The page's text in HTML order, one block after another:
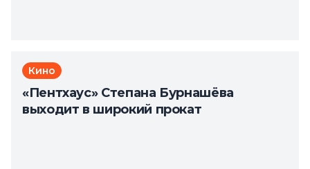
Кино
«Пентхаус» Степана Бурнашёва
выходит в широкий прокат